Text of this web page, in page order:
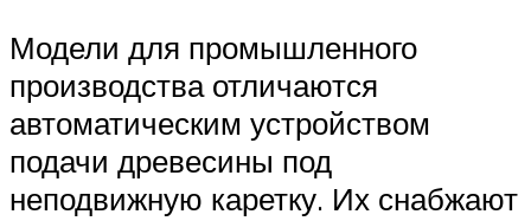
Модели для промышленного
производства отличаются
автоматическим устройством
подачи древесины под
неподвижную каретку. Их снабжают